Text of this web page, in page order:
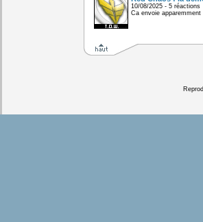
10/08/2025 - 5 réactions
Ca envoie apparemment